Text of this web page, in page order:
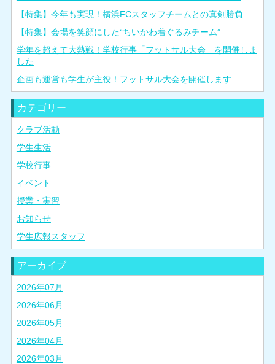
【特集】今年も実現！横浜FCスタッフチームとの真剣勝負
【特集】会場を笑顔にした“ちいかわ着ぐるみチーム”
学年を超えて大熱戦！学校行事「フットサル大会」を開催しま
した
企画も運営も学生が主役！フットサル大会を開催します
カテゴリー
クラブ活動
学生生活
学校行事
イベント
授業・実習
お知らせ
学生広報スタッフ
アーカイブ
2026年07月
2026年06月
2026年05月
2026年04月
2026年03月